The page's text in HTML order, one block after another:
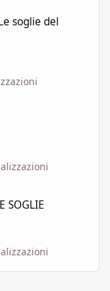
soglie del
SOGLIE